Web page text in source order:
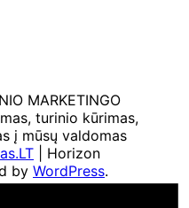
MARKETINGO
turinio kūrimas,
į mūsų valdomas
| Horizon
by WordPress.